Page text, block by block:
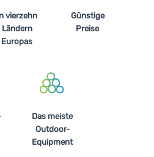
vierzehn
Ländern
Europas
Günstige
Preise
Das meiste
Outdoor-
Equipment